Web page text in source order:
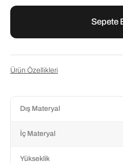
Ürün Özellikleri
Dış Materyal
İç Materyal
Yükseklik